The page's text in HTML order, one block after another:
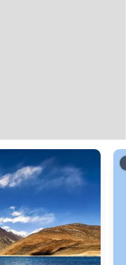
/ODbL - renduOSM France